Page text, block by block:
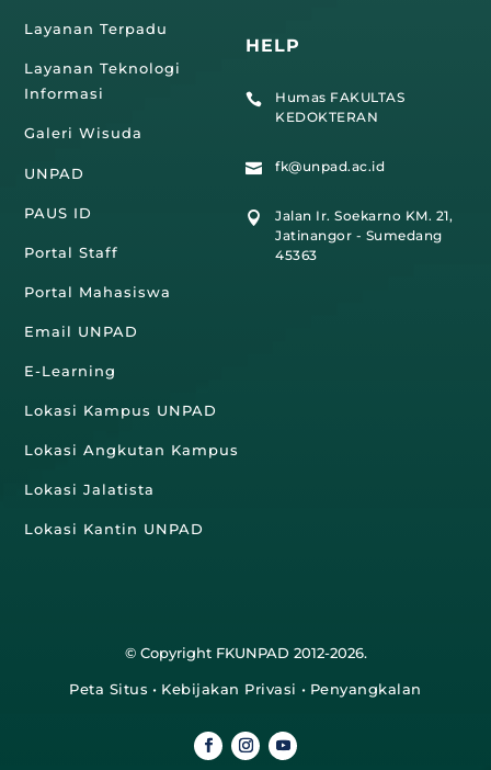
Layanan Terpadu
Layanan Teknologi
Informasi
Galeri Wisuda
UNPAD
PAUS ID
Portal Staff
Portal Mahasiswa
Email UNPAD
E-Learning
Lokasi Kampus UNPAD
Lokasi Angkutan Kampus
Lokasi Jalatista
Lokasi Kantin UNPAD
HELP

Humas FAKULTAS
KEDOKTERAN
 fk@unpad.ac.id

Jalan Ir. Soekarno KM. 21,
Jatinangor - Sumedang
45363
© Copyright FKUNPAD 2012-2026.
Peta Situs • Kebijakan Privasi • Penyangkalan